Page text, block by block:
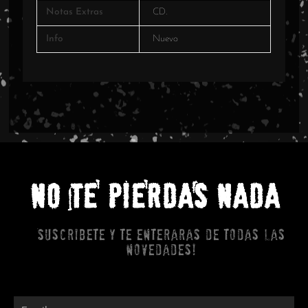
Notas Extras CD.
Info Nuevo
NO TE PIERDAS NADA
Suscribete y te enteraras de todas las
novedades!